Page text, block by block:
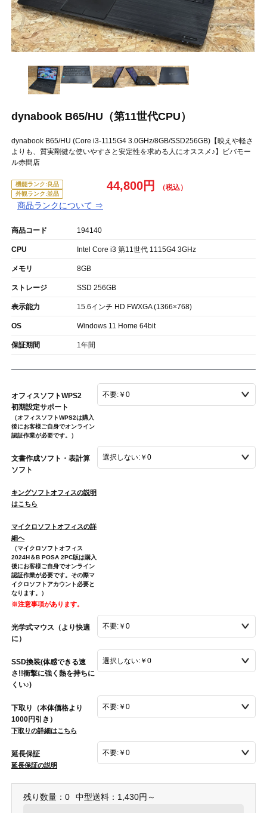
dynabook B65/HU（第11世代CPU）
dynabook B65/HU (Core i3-1115G4 3.0GHz/8GB/SSD256GB)【映えや軽さ
よりも、質実剛健な使いやすさと安定性を求める人にオススメ♪】ビバモー
ル赤間店
機能ランク:良品
外観ランク:並品
商品ランクについて ⇒
44,800円
商品コード 194140
CPU Intel Core i3 第11世代 1115G4 3GHz
メモリ 8GB
ストレージ SSD 256GB
表示能力 15.6インチ HD FWXGA (1366×768)
OS Windows 11 Home 64bit
保証期間 1年間
オフィスソフトWPS2
初期設定サポート
（オフィスソフトWPS2は購入
後にお客様ご自身でオンライン
認証作業が必要です。）
文書作成ソフト・表計算
ソフト
キングソフトオフィスの説明
はこちら
マイクロソフトオフィスの詳
細へ
（マイクロソフトオフィス
2024H＆B POSA 2PC版は購入
後にお客様ご自身でオンライン
認証作業が必要です。その際マ
イクロソフトアカウント必要と
なります。）
※注意事項があります。
光学式マウス（より快適
に）
SSD換装(体感できる速
さ!!衝撃に強く熱を持ちに
くい♪)
下取り（本体価格より
1000円引き）
下取りの詳細はこちら
延長保証
延長保証の説明
残り数量：0 中型送料：1,430円～